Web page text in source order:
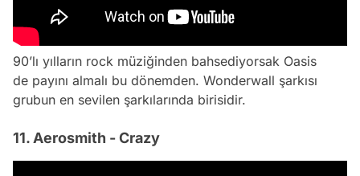
90’lı yılların rock müziğinden bahsediyorsak Oasis
de payını almalı bu dönemden. Wonderwall şarkısı
grubun en sevilen şarkılarında birisidir.
11. Aerosmith - Crazy